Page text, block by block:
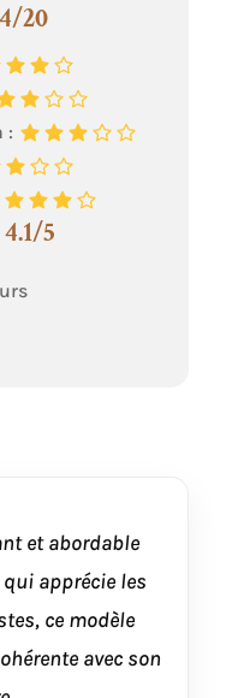
20
:
5
et abordable
apprécie les
ce modèle
avec son